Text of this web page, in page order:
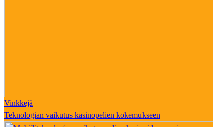
Vinkkejä
Teknologian vaikutus kasinopelien kokemukseen